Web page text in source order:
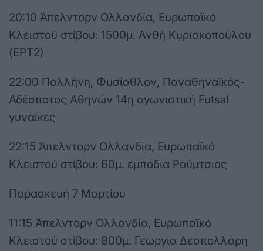
20:10 Άπελντορν Ολλανδία, Ευρωπαϊκό
Κλειστού στίβου: 1500μ. Ανθή Κυριακοπούλου
(ΕΡΤ2)
22:00 Παλλήνη, Φυσίαθλον, Παναθηναϊκός-
Αδέσποτος Αθηνών 14η αγωνιστική Futsal
γυναίκες
22:15 Άπελντορν Ολλανδία, Ευρωπαϊκό
Κλειστού στίβου: 60μ. εμπόδια Ρούμτσιος
Παρασκευή 7 Μαρτίου
11:15 Άπελντορν Ολλανδία, Ευρωπαϊκό
Κλειστού στίβου: 800μ. Γεωργία Δεσπολλάρη